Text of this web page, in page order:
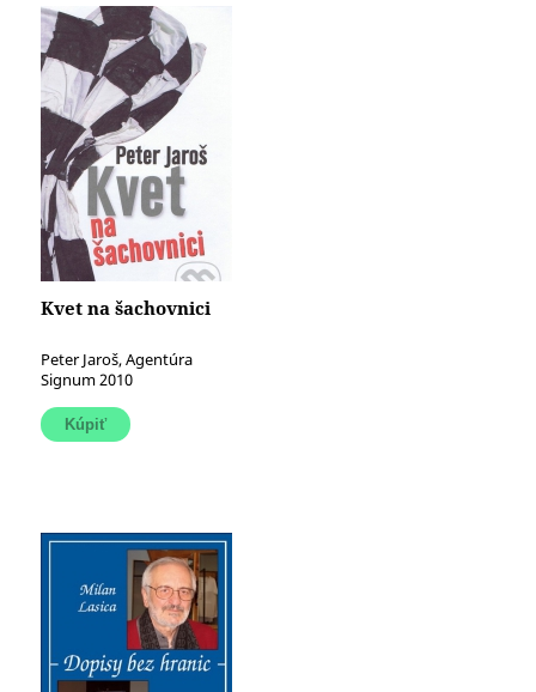
Kvet na šachovnici
Peter Jaroš, Agentúra
Signum 2010